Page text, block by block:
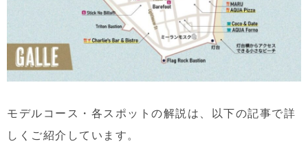
モデルコース・各スポットの解説は、以下の記事で詳
しくご紹介しています。